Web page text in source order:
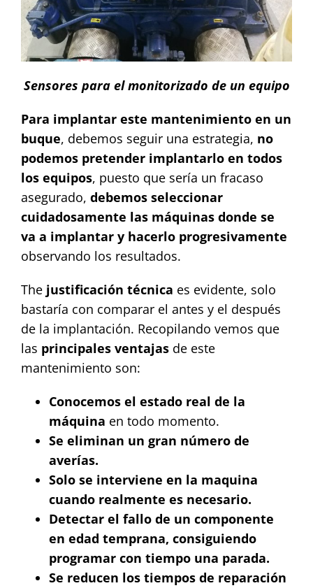
Sensores para el monitorizado de un equipo
Para implantar este mantenimiento en un
buque, debemos seguir una estrategia, no
podemos pretender implantarlo en todos
los equipos, puesto que sería un fracaso
asegurado, debemos seleccionar
cuidadosamente las máquinas donde se
va a implantar y hacerlo progresivamente
observando los resultados.
The justificación técnica es evidente, solo
bastaría con comparar el antes y el después
de la implantación. Recopilando vemos que
las principales ventajasde este
mantenimiento son:
Conocemos el estado real de la
máquina en todo momento.
Se eliminan un gran número de
averías.
Solo se interviene en la maquina
cuando realmente es necesario.
Detectar el fallo de un componente
en edad temprana, consiguiendo
programar con tiempo una parada.
Se reducen los tiempos de reparación